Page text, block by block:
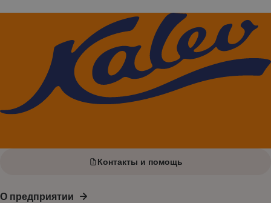
Контакты и помощь
О предприятии